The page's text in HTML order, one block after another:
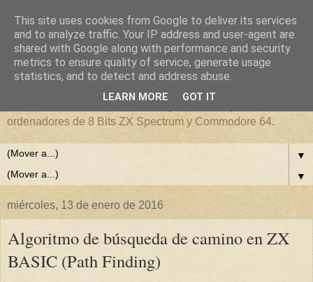
Desarrollos en 8 Bits. ZX
Spectrum, Commodore 64.
ordenadores de 8 Bits ZX Spectrum y Commodore 64.
▼
▼
miércoles, 13 de enero de 2016
Algoritmo de búsqueda de camino en ZX
BASIC (Path Finding)
This site uses cookies from Google to deliver its services
and to analyze traffic. Your IP address and user-agent are
shared with Google along with performance and security
metrics to ensure quality of service, generate usage
statistics, and to detect and address abuse.
LEARN MORE GOT IT